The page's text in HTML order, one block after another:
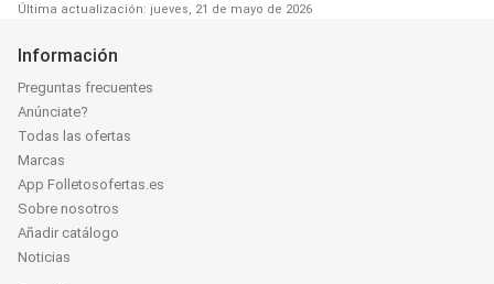
Última actualización: jueves, 21 de mayo de 2026
Información
Preguntas frecuentes
Anúnciate?
Todas las ofertas
Marcas
App Folletosofertas.es
Sobre nosotros
Añadir catálogo
Noticias